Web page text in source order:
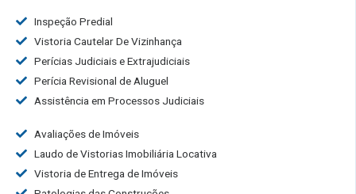
Inspeção Predial
Vistoria Cautelar De Vizinhança
Perícias Judiciais e Extrajudiciais
Perícia Revisional de Aluguel
Assistência em Processos Judiciais
Avaliações de Imóveis
Laudo de Vistorias Imobiliária Locativa
Vistoria de Entrega de Imóveis